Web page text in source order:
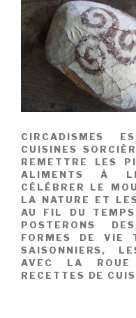
CIRCADISMES
CUISINES
REMETTRE LES
ALIMENTS À
CÉLÉBRER LE
LA NATURE ET
AU FIL DU
POSTERONS
FORMES DE VIE
SAISONNIERS,
AVEC LA
RECETTES DE